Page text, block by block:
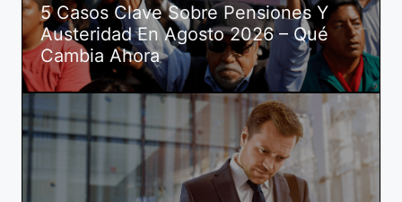
5 Casos Clave Sobre Pensiones Y
Austeridad En Agosto 2026 – Qué
Cambia Ahora